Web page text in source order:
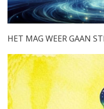
HET MAG WEER GAAN